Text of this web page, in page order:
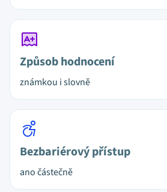
Způsob hodnocení
známkou i slovně
Bezbariérový přístup
ano částečně